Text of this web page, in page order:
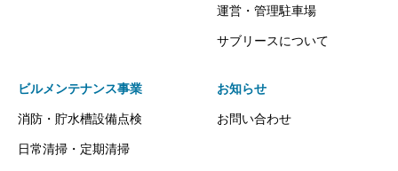
運営・管理駐車場
サブリースについて
ビルメンテナンス事業
消防・貯水槽設備点検
日常清掃・定期清掃
お知らせ
お問い合わせ